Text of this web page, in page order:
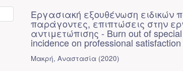
Εργασιακή εξουθένωση ειδικών
παράγοντες, επιπτώσεις στην
αντιμετώπισης - Burn out of
incidence on professional
Μακρή, Αναστασία (2020)